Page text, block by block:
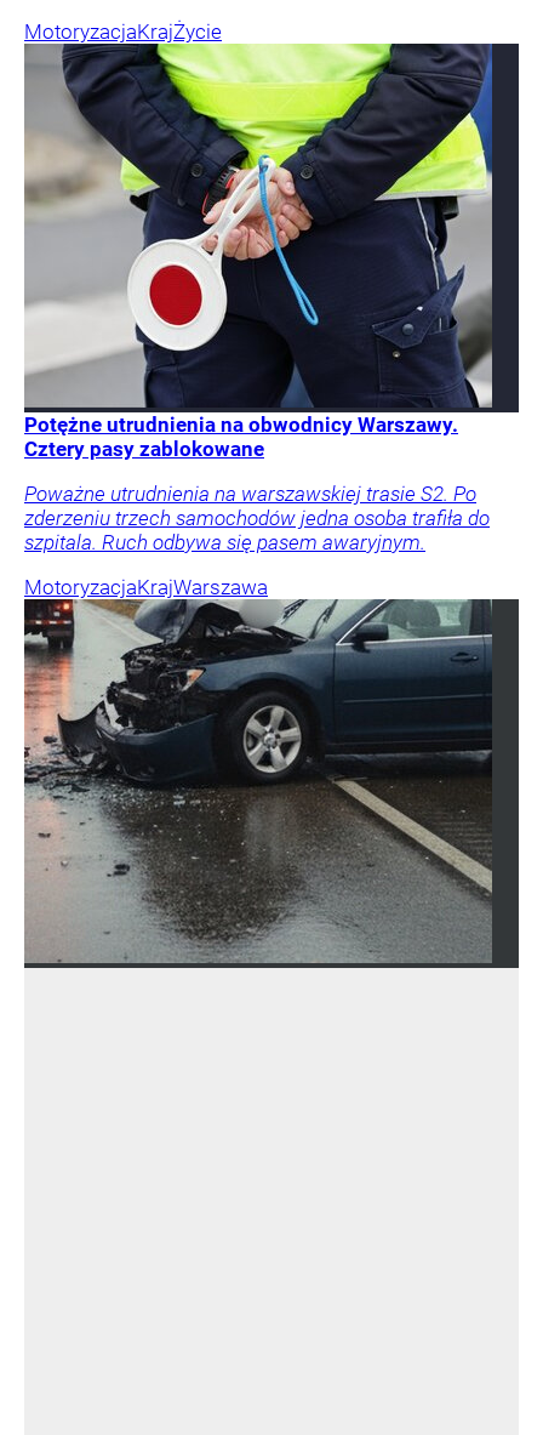
MotoryzacjaKrajŻycie
Potężne utrudnienia na obwodnicy Warszawy.
Cztery pasy zablokowane
Poważne utrudnienia na warszawskiej trasie S2. Po
zderzeniu trzech samochodów jedna osoba trafiła do
szpitala. Ruch odbywa się pasem awaryjnym.
MotoryzacjaKrajWarszawa